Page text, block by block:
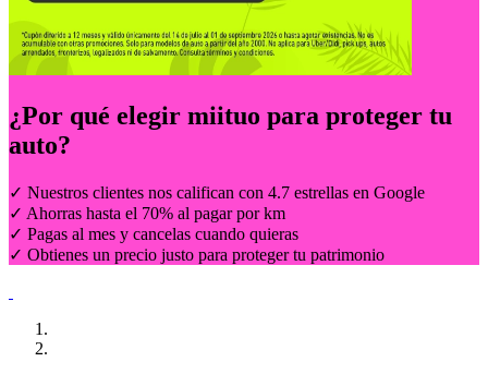
¿Por qué elegir miituo para proteger tu
auto?
✓ Nuestros clientes nos califican con 4.7 estrellas en Google
✓ Ahorras hasta el 70% al pagar por km
✓ Pagas al mes y cancelas cuando quieras
✓ Obtienes un precio justo para proteger tu patrimonio